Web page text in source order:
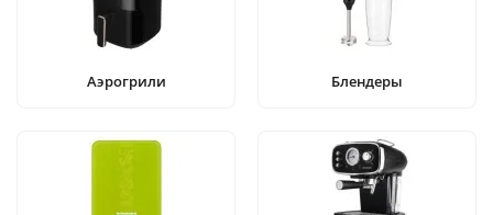
Аэрогрили Блендеры